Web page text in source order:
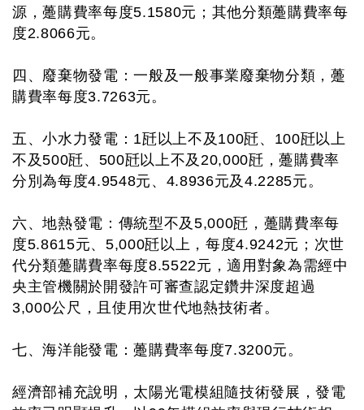
源，躉購費率每度5.1580元；其他分類躉購費率每
度2.8066元。
四、廢棄物發電：一般及一般事業廢棄物分類，躉
購費率每度3.7263元。
五、小水力發電：1瓩以上不及100瓩、100瓩以上
不及500瓩、500瓩以上不及20,000瓩，躉購費率
分別為每度4.9548元、4.8936元及4.2285元。
六、地熱發電：傳統型不及5,000瓩，躉購費率每
度5.8615元、5,000瓩以上，每度4.9242元；次世
代分類躉購費率每度8.5522元，適用對象為需經中
央主管機關於開發許可審查認定鑽井深度超過
3,000公尺，且使用次世代地熱技術者。
七、海洋能發電：躉購費率每度7.3200元。
經濟部補充說明，太陽光電模組隨技術發展，發電